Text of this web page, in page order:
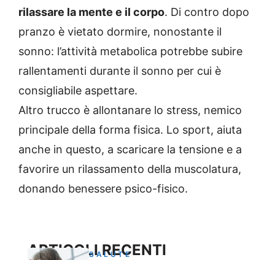
rilassare la mente e il corpo. Di contro dopo
pranzo è vietato dormire, nonostante il
sonno: l’attività metabolica potrebbe subire
rallentamenti durante il sonno per cui è
consigliabile aspettare.
Altro trucco è allontanare lo stress, nemico
principale della forma fisica. Lo sport, aiuta
anche in questo, a scaricare la tensione e a
favorire un rilassamento della muscolatura,
donando benessere psico-fisico.
ARTICOLI RECENTI
SALUTE